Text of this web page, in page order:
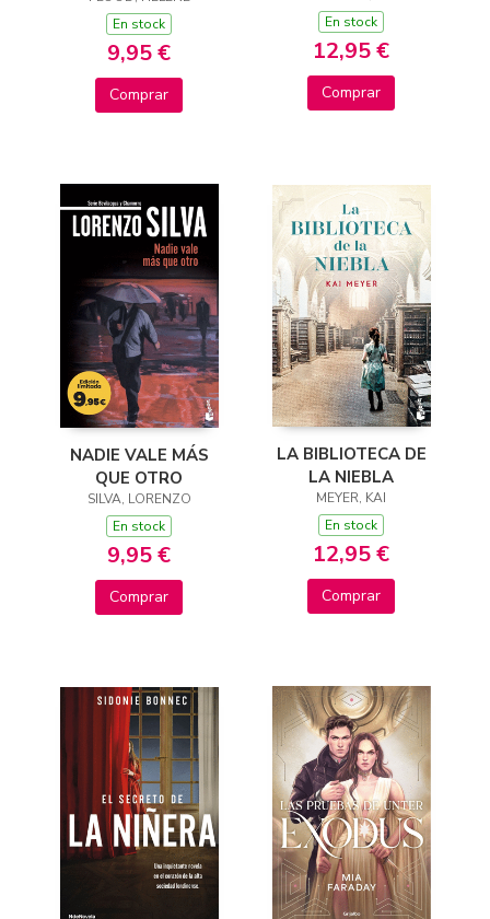
En stock
9,95 €
Comprar
En stock
12,95 €
Comprar
NADIE VALE MÁS
QUE OTRO
SILVA, LORENZO
En stock
9,95 €
Comprar
LA BIBLIOTECA DE
LA NIEBLA
MEYER, KAI
En stock
12,95 €
Comprar